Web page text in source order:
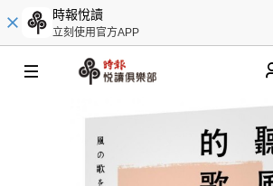
時報悅讀
立刻使用官方APP